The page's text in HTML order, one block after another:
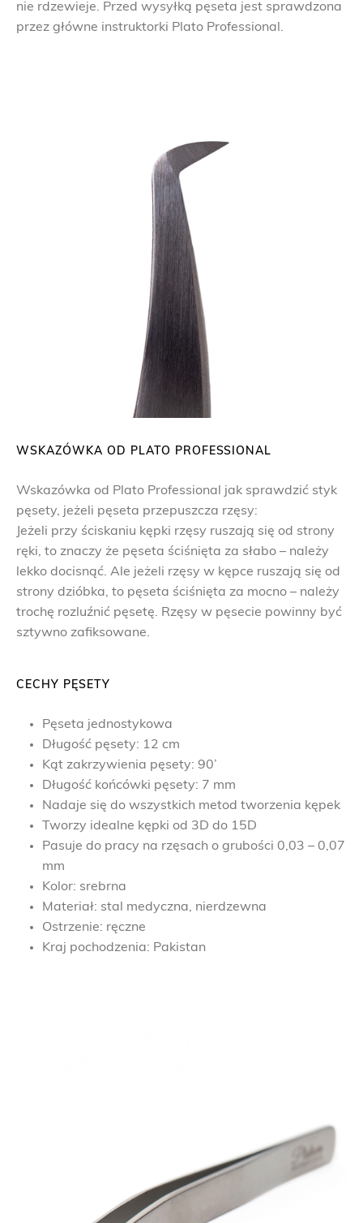
nie rdzewieje. Przed wysyłką pęseta jest sprawdzona
przez główne instruktorki Plato Professional.
WSKAZÓWKA OD PLATO PROFESSIONAL
Wskazówka od Plato Professional jak sprawdzić styk
pęsety, jeżeli pęseta przepuszcza rzęsy:
Jeżeli przy ściskaniu kępki rzęsy ruszają się od strony
ręki, to znaczy że pęseta ściśnięta za słabo – należy
lekko docisnąć. Ale jeżeli rzęsy w kępce ruszają się od
strony dzióbka, to pęseta ściśnięta za mocno – należy
trochę rozluźnić pęsetę. Rzęsy w pęsecie powinny być
sztywno zafiksowane.
CECHY PĘSETY
Pęseta jednostykowa
Długość pęsety: 12 cm
Kąt zakrzywienia pęsety: 90’
Długość końcówki pęsety: 7 mm
Nadaje się do wszystkich metod tworzenia kępek
Tworzy idealne kępki od 3D do 15D
Pasuje do pracy na rzęsach o grubości 0,03 – 0,07
mm
Kolor: srebrna
Materiał: stal medyczna, nierdzewna
Ostrzenie: ręczne
Kraj pochodzenia: Pakistan